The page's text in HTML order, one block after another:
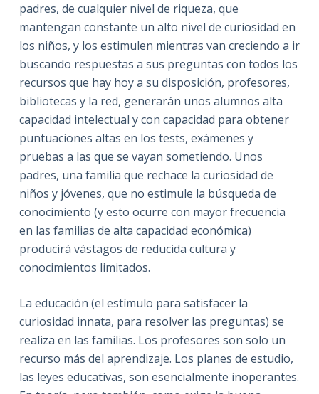
padres, de cualquier nivel de riqueza, que
mantengan constante un alto nivel de curiosidad en
los niños, y los estimulen mientras van creciendo a ir
buscando respuestas a sus preguntas con todos los
recursos que hay hoy a su disposición, profesores,
bibliotecas y la red, generarán unos alumnos alta
capacidad intelectual y con capacidad para obtener
puntuaciones altas en los tests, exámenes y
pruebas a las que se vayan sometiendo. Unos
padres, una familia que rechace la curiosidad de
niños y jóvenes, que no estimule la búsqueda de
conocimiento (y esto ocurre con mayor frecuencia
en las familias de alta capacidad económica)
producirá vástagos de reducida cultura y
conocimientos limitados.
La educación (el estímulo para satisfacer la
curiosidad innata, para resolver las preguntas) se
realiza en las familias. Los profesores son solo un
recurso más del aprendizaje. Los planes de estudio,
las leyes educativas, son esencialmente inoperantes.